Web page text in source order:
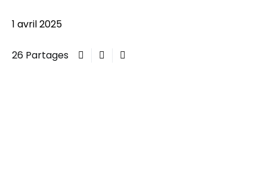
1 avril 2025
26 Partages